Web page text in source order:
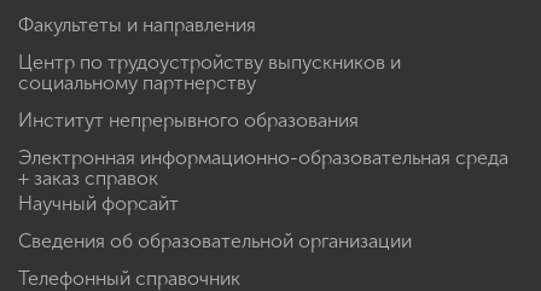
Факультеты и направления
Центр по трудоустройству выпускников и
социальному партнерству
Институт непрерывного образования
Электронная информационно-образовательная среда
+ заказ справок
Научный форсайт
Сведения об образовательной организации
Телефонный справочник